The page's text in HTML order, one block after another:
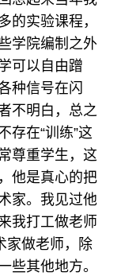
的实验课程，
学院编制之外
可以自由蹭
种信号在闪
不明白，总之
存在“训练”这
尊重学生，这
他是真心的把
家。我见过他
我打工做老师
家做老师，除
些其他地方。